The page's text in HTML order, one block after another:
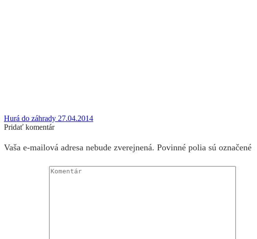
Hurá do záhrady 27.04.2014
Pridať komentár
Vaša e-mailová adresa nebude zverejnená. Povinné polia sú označené